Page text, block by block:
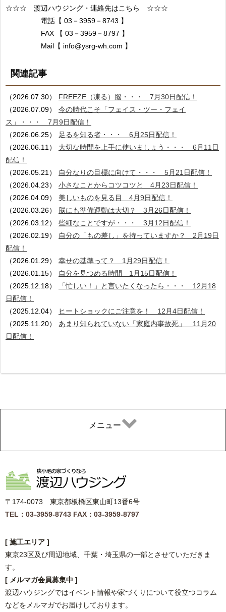
☆☆☆ 渡辺ハウジング・連絡先はこちら ☆☆☆
電話【 03－3959－8743 】
FAX 【 03－3959－8797 】
Mail【 info@ysrg-wh.com 】
関連記事
（2026.07.30）
FREEZE（凍る）脳・・・ 7月30日配信！
（2026.07.09）
今の時代こそ「フェイス・ツー・フェイ
ス」・・・ 7月9日配信！
（2026.06.25）
足るを知る者・・・ 6月25日配信！
（2026.06.11）
大切な時間を上手に使いましょう・・・ 6月11日
配信！
（2026.05.21）
自分なりの目標に向けて・・・ 5月21日配信！
（2026.04.23）
小さなことからコツコツと 4月23日配信！
（2026.04.09）
美しいものを見る目 4月9日配信！
（2026.03.26）
脳にも準備運動は大切？ 3月26日配信！
（2026.03.12）
些細なことですが・・・ 3月12日配信！
（2026.02.19）
自分の「もの差し」を持っていますか？ 2月19日
配信！
（2026.01.29）
幸せの基準って？ 1月29日配信！
（2026.01.15）
自分を見つめる時間 1月15日配信！
（2025.12.18）
「忙しい！」と言いたくなったら・・・ 12月18
日配信！
（2025.12.04）
ヒートショックにご注意を！ 12月4日配信！
（2025.11.20）
あまり知られていない「家庭内事故死」 11月20
日配信！
メニュー
〒174-0073 東京都板橋区東山町13番6号
TEL：03-3959-8743 FAX：03-3959-8797
[ 施工エリア ]
東京23区及び周辺地域、千葉・埼玉県の一部とさせていただきま
す。
[ メルマガ会員募集中 ]
渡辺ハウジングではイベント情報や家づくりについて役立つコラム
などをメルマガでお届けしております。